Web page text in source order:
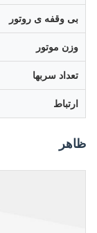
بی وقفه ی روتور
وزن موتور
تعداد سربها
ارتباط
ظاهر